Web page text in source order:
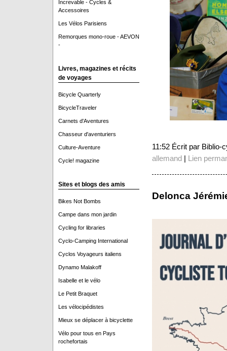
Increvable - Cycles &
Accessoires
Les Vélos Parisiens
Remorques mono-roue - AEVON
-
Livres, magazines et récits
de voyages
Bicycle Quarterly
BicycleTraveler
Carnets d'Aventures
Chasseur d'aventuriers
Culture-Aventure
Cycle! magazine
Sites et blogs des amis
Bikes Not Bombs
Campe dans mon jardin
Cycling for libraries
Cyclo-Camping International
Cyclos Voyageurs italiens
Dynamo Malakoff
Isabelle et le vélo
Le Petit Braquet
Les vélocipédistes
Mieux se déplacer à bicyclette
Vélo pour tous en Pays
rochefortais
11:52 Écrit par Biblio-
allemand| Lien
Delonca